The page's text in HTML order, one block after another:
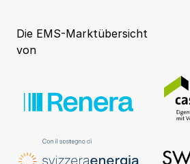
Die EMS-Marktübersicht
von